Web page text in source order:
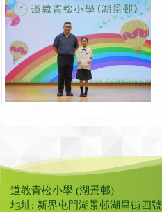
道教青松小學 (湖景邨)
地址: 新界屯門湖景邨湖昌街四號